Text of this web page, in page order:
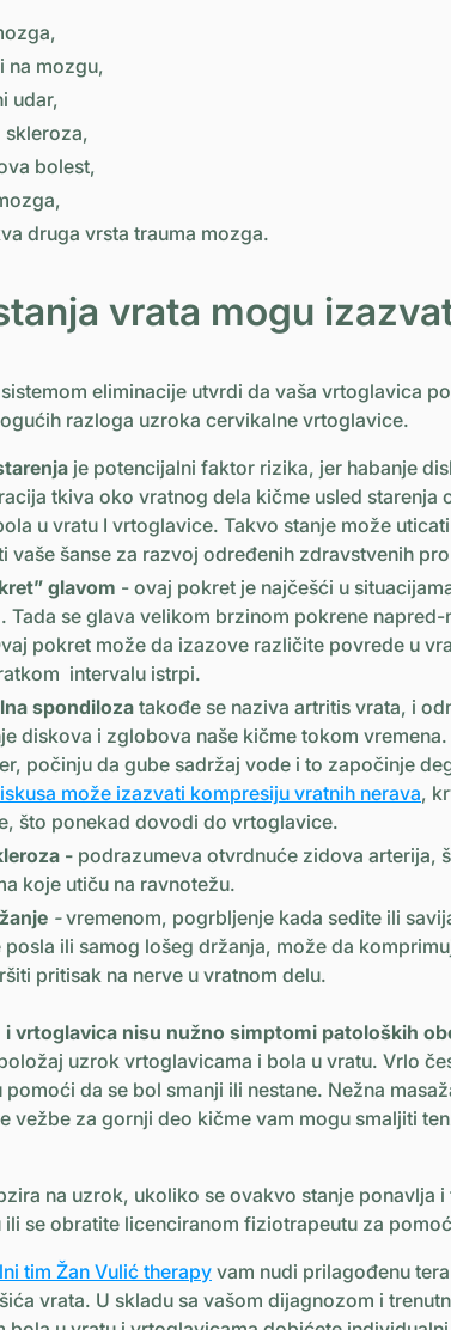
na mozgu,
udar,
skleroza,
bolest,
druga vrsta trauma mozga.
vrata mogu
eliminacije utvrdi da vaša vrtoglavica
razloga uzroka cervikalne vrtoglavice.
je potencijalni faktor rizika, jer habanje
tkiva oko vratnog dela kičme usled starenja
u vratu I vrtoglavice. Takvo stanje može
vaše šanse za razvoj određenih zdravstvenih
glavom - ovaj pokret je najčešći u
Tada se glava velikom brzinom pokrene
pokret može da izazove različite povrede u
intervalu istrpi.
spondiloza takođe se naziva artritis vrata, i
diskova i zglobova naše kičme tokom
počinju da gube sadržaj vode i to započinje
može izazvati kompresiju vratnih nerava,
što ponekad dovodi do vrtoglavice.
- podrazumeva otvrdnuće zidova arterija,
koje utiču na ravnotežu.
-vremenom, pogrbljenje kada sedite ili
posla ili samog lošeg držanja, može da
pritisak na nerve u vratnom delu.
i vrtoglavica nisu nužno simptomi patoloških
uzrok vrtoglavicama i bola u vratu. Vrlo
pomoći da se bol smanji ili nestane. Nežna
vežbe za gornji deo kičme vam mogu smaljiti
na uzrok, ukoliko se ovakvo stanje ponavlja
ili se obratite licenciranom fiziotrapeutu za
tim Žan Vulić therapy vam nudi prilagođenu
vrata. U skladu sa vašom dijagnozom i